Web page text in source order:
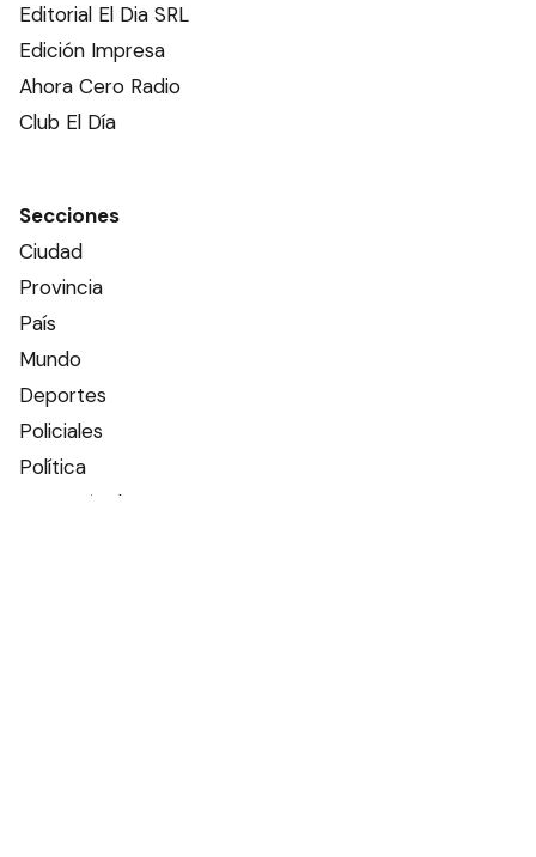
Editorial El Dia SRL
Edición Impresa
Ahora Cero Radio
Club El Día
Secciones
Ciudad
Provincia
País
Mundo
Deportes
Policiales
Política
Espectáculos